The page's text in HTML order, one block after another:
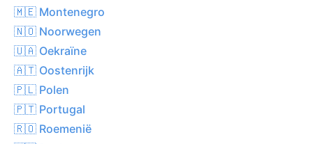
🇲🇪 Montenegro
🇳🇴 Noorwegen
🇺🇦 Oekraïne
🇦🇹 Oostenrijk
🇵🇱 Polen
🇵🇹 Portugal
🇷🇴 Roemenië